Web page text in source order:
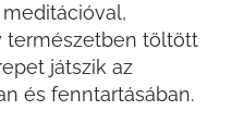
természetben töltött
játszik az
és fenntartásában.